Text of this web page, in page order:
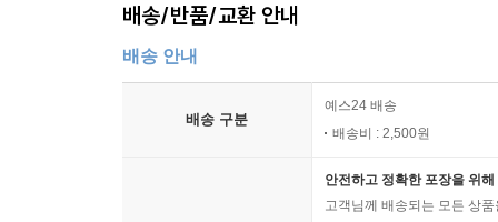
배송/반품/교환 안내
배송 안내
배송 구분
예스24 배송
배송비 : 2,500원
안전하고 정확한 포장을 위
고객님께 배송되는 모든 상